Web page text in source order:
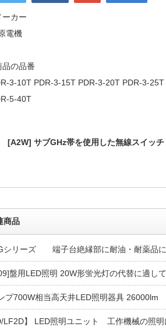
ーカー
電機
品の品番
3-10T PDR-3-15T PDR-3-20T PDR-3-
5-40T
[A2W] サブGHz帯を使用した無線スイッチ
商品
シリーズ 端子台絶縁部に耐油・耐薬品に
盤用LED照明 20W形蛍光灯の代替に適し
プ700W相当高天井LED照明器具 26000lm
LF2D】 LED照明ユニット 工作機械の照明